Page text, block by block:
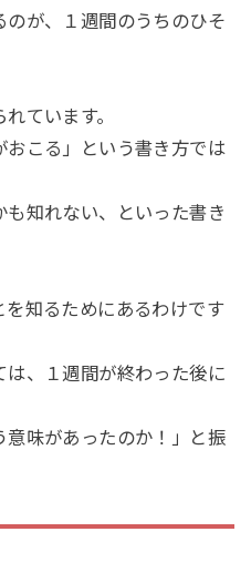
が、１週間のうちのひそ
ています。
おこる」という書き方では
知れない、といった書き
を知るためにあるわけです
、１週間が終わった後に
意味があったのか！」と振